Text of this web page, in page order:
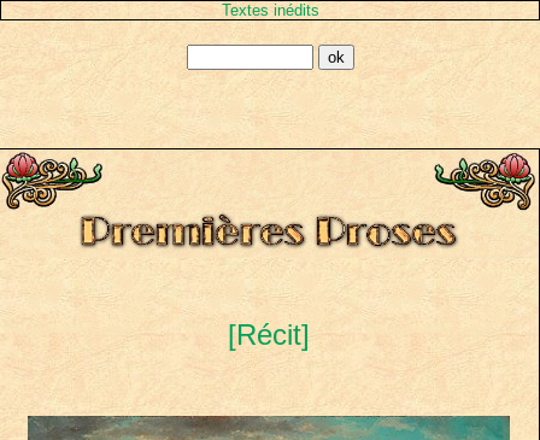
Textes inédits
[Récit]